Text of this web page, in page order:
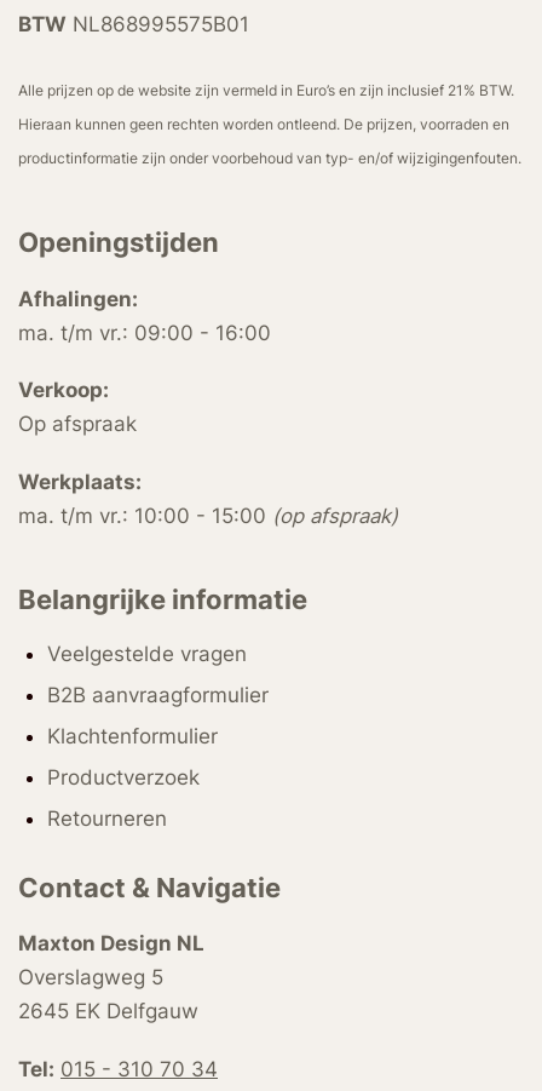
BTW NL868995575B01
Alle prijzen op de website zijn vermeld in Euro’s en zijn inclusief 21% BTW.
Hieraan kunnen geen rechten worden ontleend. De prijzen, voorraden en
productinformatie zijn onder voorbehoud van typ- en/of wijzigingenfouten.
Openingstijden
Afhalingen:
ma. t/m vr.: 09:00 - 16:00
Verkoop:
Op afspraak
Werkplaats:
ma. t/m vr.: 10:00 - 15:00 (op afspraak)
Belangrijke informatie
Veelgestelde vragen
B2B aanvraagformulier
Klachtenformulier
Productverzoek
Retourneren
Contact & Navigatie
Maxton Design NL
Overslagweg 5
2645 EK Delfgauw
Tel: 015 - 310 70 34